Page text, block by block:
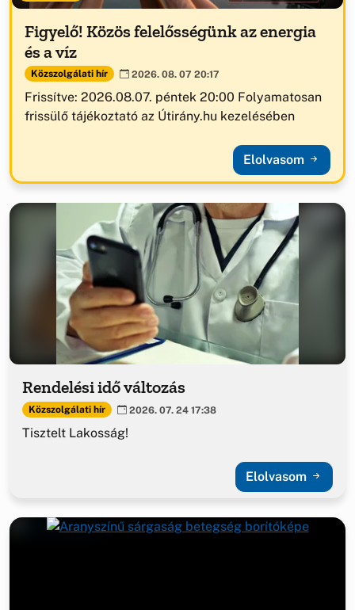
Figyelő! Közös felelősségünk az energia
és a víz
Közszolgálati hír 2026. 08. 07 20:17
Frissítve: 2026.08.07. péntek 20:00 Folyamatosan
frissülő tájékoztató az Útirány.hu kezelésében
Elolvasom
Rendelési idő változás
Közszolgálati hír 2026. 07. 24 17:38
Tisztelt Lakosság!
Elolvasom